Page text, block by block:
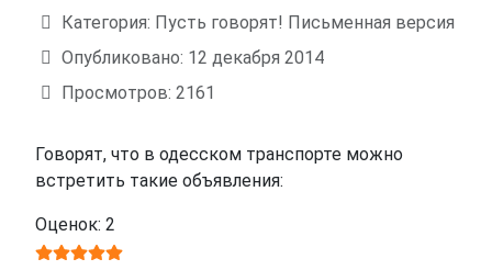
Категория: Пусть говорят! Письменная версия
Опубликовано: 12 декабря 2014
Просмотров: 2161
Говорят, что в одесском транспорте можно
встретить такие объявления:
Оценок: 2